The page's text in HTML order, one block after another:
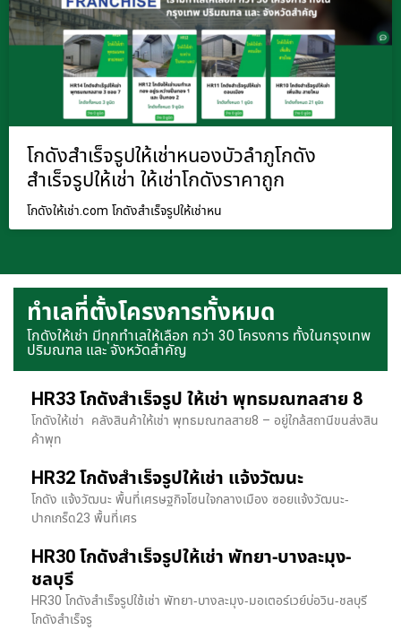
โกดังสำเร็จรูปให้เช่าหนองบัวลำภูโกดัง
สำเร็จรูปให้เช่า ให้เช่าโกดังราคาถูก
โกดังให้เช่า.com โกดังสำเร็จรูปให้เช่าหน
ทำเลที่ตั้งโครงการทั้งหมด
โกดังให้เช่า มีทุกทำเลให้เลือก กว่า 30 โครงการ ทั้งในกรุงเทพ
ปริมณฑล และ จังหวัดสำคัญ
HR33 โกดังสำเร็จรูป ให้เช่า พุทธมณฑลสาย 8
โกดังให้เช่า คลังสินค้าให้เช่า พุทธมณฑลสาย8 – อยู่ใกล้สถานีขนส่งสิน
ค้าพุท
HR32 โกดังสำเร็จรูปให้เช่า แจ้งวัฒนะ
โกดัง แจ้งวัฒนะ พื้นที่เศรษฐกิจโซนใจกลางเมือง ซอยแจ้งวัฒนะ-
ปากเกร็ด23 พื้นที่เศร
HR30 โกดังสำเร็จรูปให้เช่า พัทยา-บางละมุง-
ชลบุรี
HR30 โกดังสำเร็จรูปใช้เช่า พัทยา-บางละมุง-มอเตอร์เวย์บ่อวิน-ชลบุรี
โกดังสำเร็จรู